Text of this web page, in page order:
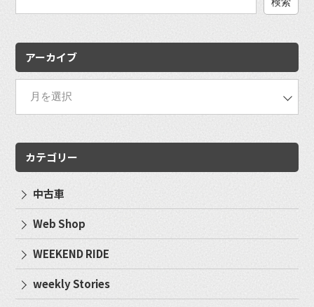
アーカイブ
カテゴリー
中古車
Web Shop
WEEKEND RIDE
weekly Stories